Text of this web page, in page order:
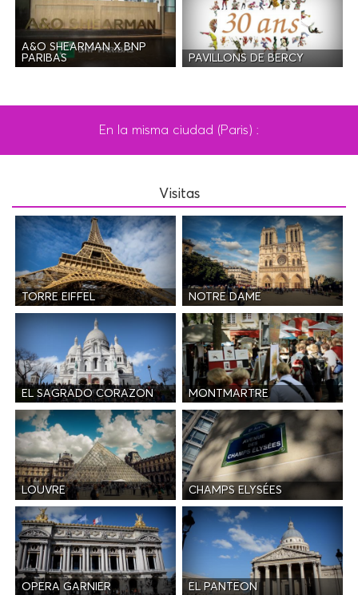
A&O SHEARMAN X BNP
PARIBAS
PAVILLONS DE BERCY
En la misma ciudad (Paris) :
Visitas
TORRE EIFFEL NOTRE DAME
EL SAGRADO CORAZON MONTMARTRE
LOUVRE CHAMPS ELYSÉES
OPERA GARNIER EL PANTEON